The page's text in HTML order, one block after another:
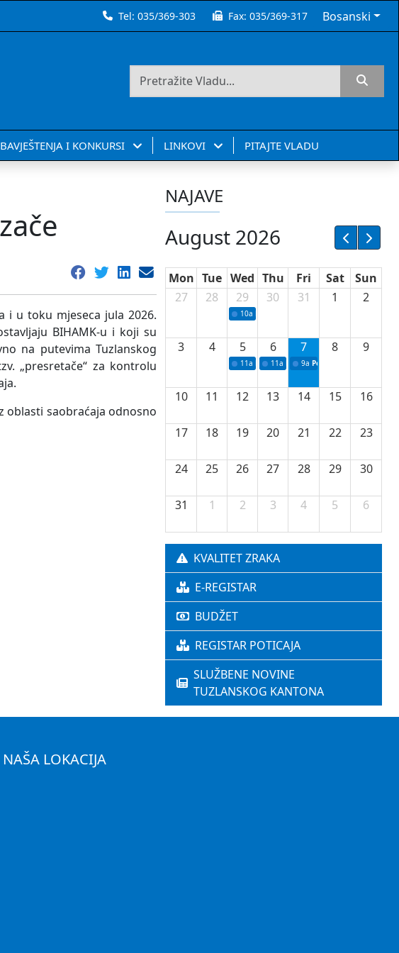
Tel:035/369-303 Fax:035/369-317 Bosanski
I KONKURSI LINKOVI PITAJTE VLADU
i u toku mjeseca jula 2026.
BIHAMK-u i koji su
na putevima Tuzlanskog
„presretače“ za kontrolu
oblasti saobraćaja odnosno
NAJAVE
August 2026
Mon Tue Wed Thu Fri Sat
Sun
27
28 29
10a Potpisivanje ugovora sa neprofitnim
30 31 1 2
3 4 5
11a Potpisivanje ugovora o stipendijama
6
11a Podrška razvoju vodne
7
9a Početak izgradnje nove
8 9
10 11 12 13 14 15 16
17 18 19 20 21 22 23
24 25 26 27 28 29 30
31 1 2 3 4 5 6
KVALITET ZRAKA
E-REGISTAR
BUDŽET
REGISTAR POTICAJA
SLUŽBENE NOVINE
TUZLANSKOG KANTONA
NAŠA LOKACIJA